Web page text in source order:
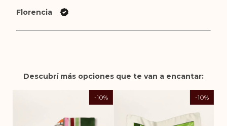
Florencia
Descubrí más opciones que te van a encantar:
-10% -10%